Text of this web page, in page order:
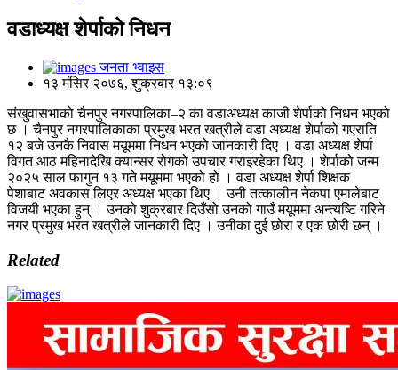
वडाध्यक्ष शेर्पाको निधन
जनता भ्वाइस
१३ मंसिर २०७६, शुक्रबार १३:०९
संखुवासभाको चैनपुर नगरपालिका–२ का वडाअध्यक्ष काजी शेर्पाको निधन भएको
छ । चैनपुर नगरपालिकाका प्रमुख भरत खत्रीले वडा अध्यक्ष शेर्पाको गएराति
१२ बजे उनकै निवास मयूममा निधन भएको जानकारी दिए । वडा अध्यक्ष शेर्पा
विगत आठ महिनादेखि क्यान्सर रोगको उपचार गराइरहेका थिए । शेर्पाको जन्म
२०२५ साल फागुन १३ गते मयूममा भएको हो । वडा अध्यक्ष शेर्पा शिक्षक
पेशाबाट अवकास लिएर अध्यक्ष भएका थिए । उनी तत्कालीन नेकपा एमालेबाट
विजयी भएका हुन् । उनको शुक्रबार दिउँसो उनको गाउँ मयूममा अन्त्यष्टि गरिने
नगर प्रमुख भरत खत्रीले जानकारी दिए । उनीका दुई छोरा र एक छोरी छन् ।
Related